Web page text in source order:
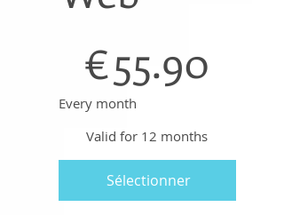
€55.90
Every month
Valid for 12 months
Sélectionner